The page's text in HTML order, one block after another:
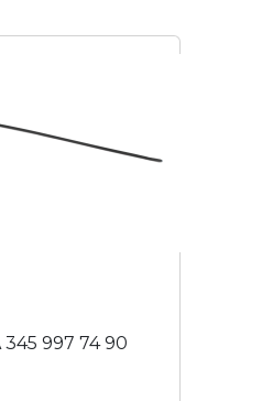
997 74 90